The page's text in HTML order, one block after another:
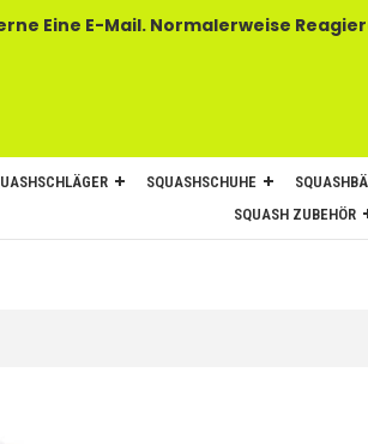
Mail. Normalerweise
SQUASHSCHUHE
SQUASH ZUBEHÖR